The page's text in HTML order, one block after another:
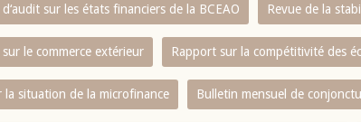
sur les états financiers de la BCEAO Revue de la
le commerce extérieur Rapport sur la compétitivité des
la situation de la microfinance Bulletin mensuel de